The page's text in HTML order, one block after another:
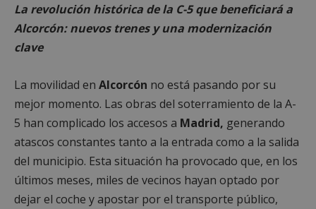
La revolución histórica de la C-5 que beneficiará a
Alcorcón: nuevos trenes y una modernización
clave
La movilidad en Alcorcón no está pasando por su
mejor momento. Las obras del soterramiento de la A-
5 han complicado los accesos a Madrid, generando
atascos constantes tanto a la entrada como a la salida
del municipio. Esta situación ha provocado que, en los
últimos meses, miles de vecinos hayan optado por
dejar el coche y apostar por el transporte público,